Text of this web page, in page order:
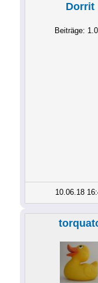
Dorrit
Beiträge:
10.06.18